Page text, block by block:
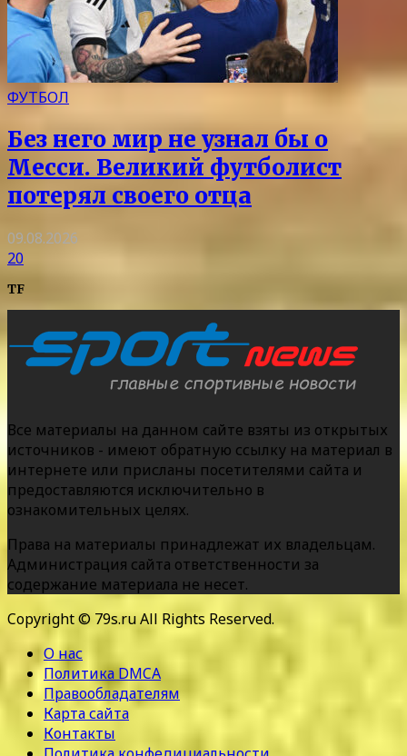
ФУТБОЛ
Без него мир не узнал бы о
Месси. Великий футболист
потерял своего отца
09.08.2026
20
TF
Все материалы на данном сайте взяты из открытых
источников - имеют обратную ссылку на материал в
интернете или присланы посетителями сайта и
предоставляются исключительно в
ознакомительных целях.
Права на материалы принадлежат их владельцам.
Администрация сайта ответственности за
содержание материала не несет.
Copyright © 79s.ru All Rights Reserved.
О нас
Политика DMCA
Правообладателям
Карта сайта
Контакты